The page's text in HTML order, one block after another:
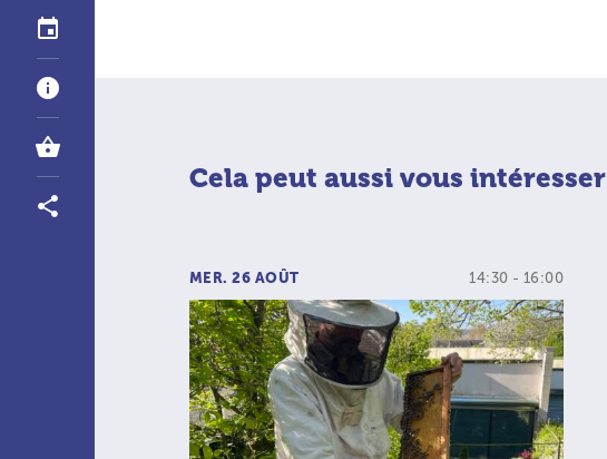
Cela peut aussi vous intéresser
MER. 26 AOÛT 14:30 - 16:00